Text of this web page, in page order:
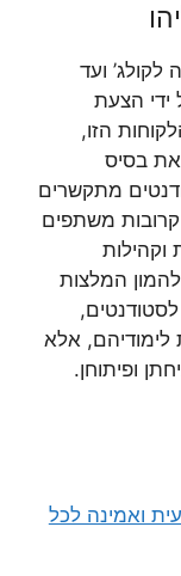
ועד
ידי הצעת
הזו,
את בסיס
מתקשרים
משתפים
להמון המלצות
לסטודנטים,
לימודיהם, אלא
ופיתוחן.
ואמינה לכל